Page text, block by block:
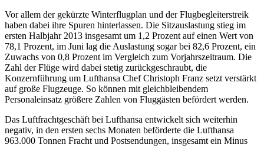
Vor allem der gekürzte Winterflugplan und der Flugbegleiterstreik
haben dabei ihre Spuren hinterlassen. Die Sitzauslastung stieg im
ersten Halbjahr 2013 insgesamt um 1,2 Prozent auf einen Wert von
78,1 Prozent, im Juni lag die Auslastung sogar bei 82,6 Prozent, ein
Zuwachs von 0,8 Prozent im Vergleich zum Vorjahrszeitraum. Die
Zahl der Flüge wird dabei stetig zurückgeschraubt, die
Konzernführung um Lufthansa Chef Christoph Franz setzt verstärkt
auf große Flugzeuge. So können mit gleichbleibendem
Personaleinsatz größere Zahlen von Fluggästen befördert werden.
Das Luftfrachtgeschäft bei Lufthansa entwickelt sich weiterhin
negativ, in den ersten sechs Monaten beförderte die Lufthansa
963.000 Tonnen Fracht und Postsendungen, insgesamt ein Minus